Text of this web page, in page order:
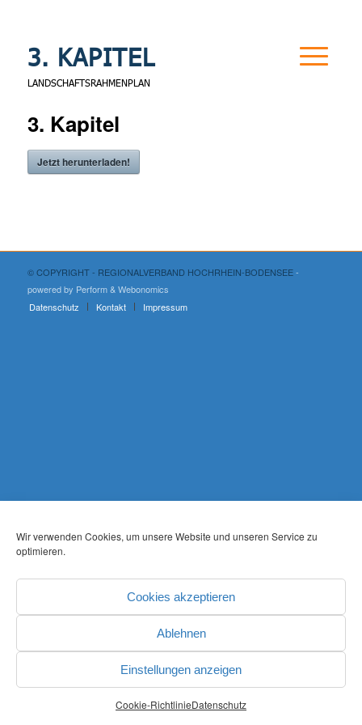
Wir verwenden Cookies, um unsere Website und unseren Service zu
optimieren.
Cookies akzeptieren
Ablehnen
Einstellungen anzeigen
Cookie-RichtlinieDatenschutz
3. KAPITEL
LANDSCHAFTSRAHMENPLAN
3. Kapitel
Jetzt herunterladen!
© COPYRIGHT - REGIONALVERBAND HOCHRHEIN-BODENSEE-
powered by Perform & Webonomics
Datenschutz
Kontakt Impressum